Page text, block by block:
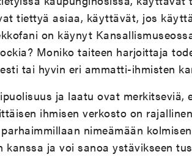
tiettyä asiaa, käyttävät, jos
on käynyt
Moniko taiteen harjoittaja
tai hyvin eri ammatti-ihmisten
ja laatu ovat merkitseviä,
ihmisen verkosto on
nimeämään
kanssa ja voi sanoa ystävikseen